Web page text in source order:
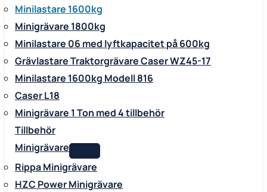
Minilastare 1600kg
Minigrävare 1800kg
Minilastare 06 med lyftkapacitet på 600kg
Grävlastare Traktorgrävare Caser WZ45-17
Minilastare 1600kg Modell 816
Caser L18
Minigrävare 1 Ton med 4 tillbehör
Tillbehör
Minigrävare
Rippa Minigrävare
HZC Power Minigrävare